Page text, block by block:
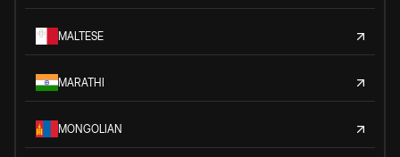
MALTESE
MARATHI
MONGOLIAN